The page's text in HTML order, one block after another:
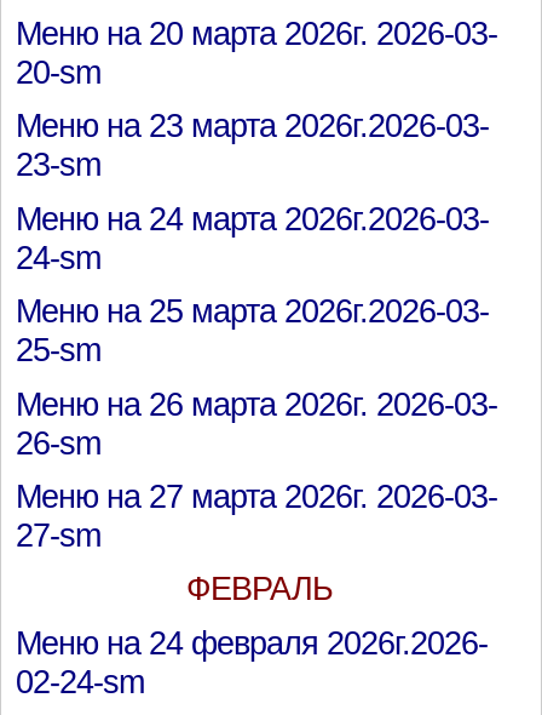
Меню на 20 марта 2026г. 2026-03-
20-sm
Меню на 23 марта 2026г.2026-03-
23-sm
Меню на 24 марта 2026г.2026-03-
24-sm
Меню на 25 марта 2026г.2026-03-
25-sm
Меню на 26 марта 2026г. 2026-03-
26-sm
Меню на 27 марта 2026г. 2026-03-
27-sm
ФЕВРАЛЬ
Меню на 24 февраля 2026г.2026-
02-24-sm